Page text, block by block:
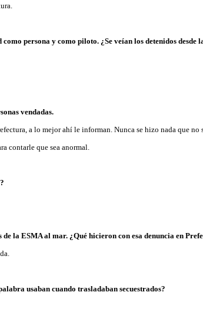
persona y como piloto. ¿Se veían los detenidos desde
vendadas.
a lo mejor ahí le informan. Nunca se hizo nada que no
contarle que sea anormal.
la ESMA al mar. ¿Qué hicieron con esa denuncia en
usaban cuando trasladaban secuestrados?